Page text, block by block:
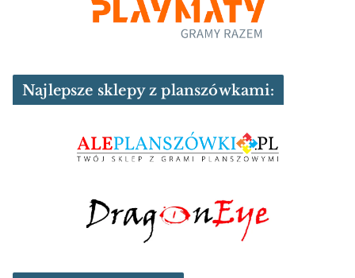
Najlepsze sklepy z planszówkami: